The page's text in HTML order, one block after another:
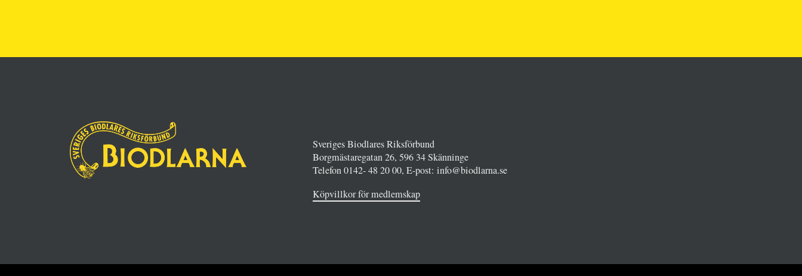
Sveriges Biodlares Riksförbund
Borgmästaregatan 26, 596 34 Skänninge
Telefon 0142- 48 20 00, E-post: info@biodlarna.se
Köpvillkor för medlemskap